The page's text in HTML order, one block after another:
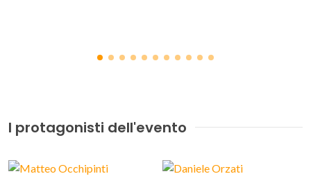
GESTISCI PREFERENZE
I protagonisti dell'evento